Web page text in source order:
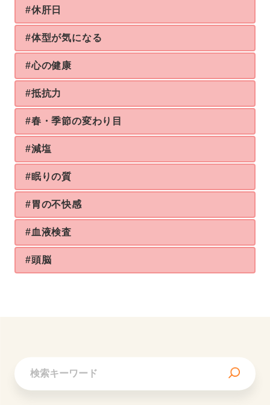
#休肝日
#体型が気になる
#心の健康
#抵抗力
#春・季節の変わり目
#減塩
#眠りの質
#胃の不快感
#血液検査
#頭脳